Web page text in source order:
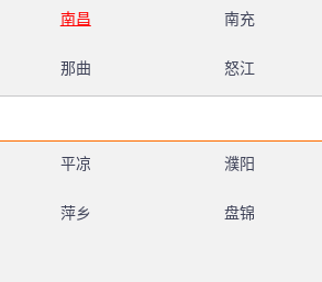
南昌 南充
那曲 怒江
平凉 濮阳
萍乡 盘锦